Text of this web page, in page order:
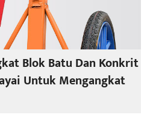
Blok Batu Dan Konkrit
Untuk Mengangkat